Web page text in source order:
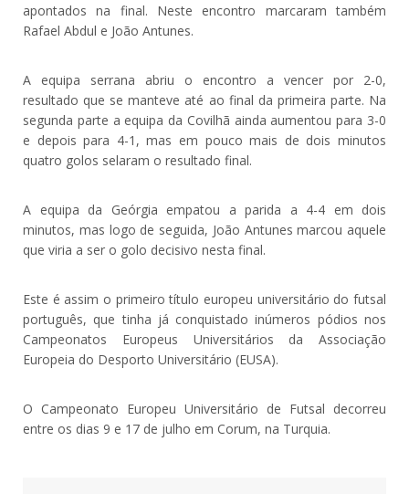
apontados na final. Neste encontro marcaram também
Rafael Abdul e João Antunes.
A equipa serrana abriu o encontro a vencer por 2-0,
resultado que se manteve até ao final da primeira parte. Na
segunda parte a equipa da Covilhã ainda aumentou para 3-0
e depois para 4-1, mas em pouco mais de dois minutos
quatro golos selaram o resultado final.
A equipa da Geórgia empatou a parida a 4-4 em dois
minutos, mas logo de seguida, João Antunes marcou aquele
que viria a ser o golo decisivo nesta final.
Este é assim o primeiro título europeu universitário do futsal
português, que tinha já conquistado inúmeros pódios nos
Campeonatos Europeus Universitários da Associação
Europeia do Desporto Universitário (EUSA).
O Campeonato Europeu Universitário de Futsal decorreu
entre os dias 9 e 17 de julho em Corum, na Turquia.